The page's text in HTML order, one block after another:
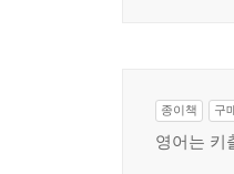
종이책 구
영어는 키